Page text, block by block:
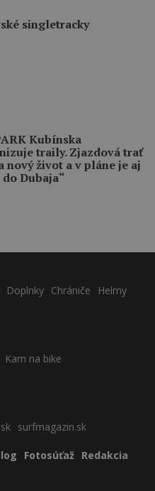
singletracky
Kubínska
traily. Zjazdová trať
nový život a v pláne je aj
Dubaja“
Doplnky Chrániče
Helmy
Kam na bike
surfmagazin.sk
Fotosúťaž Redakcia